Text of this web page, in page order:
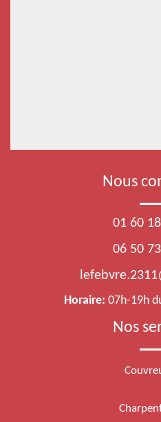
Nous
01 60
06 50
Horaire: 07h-19h
Nos